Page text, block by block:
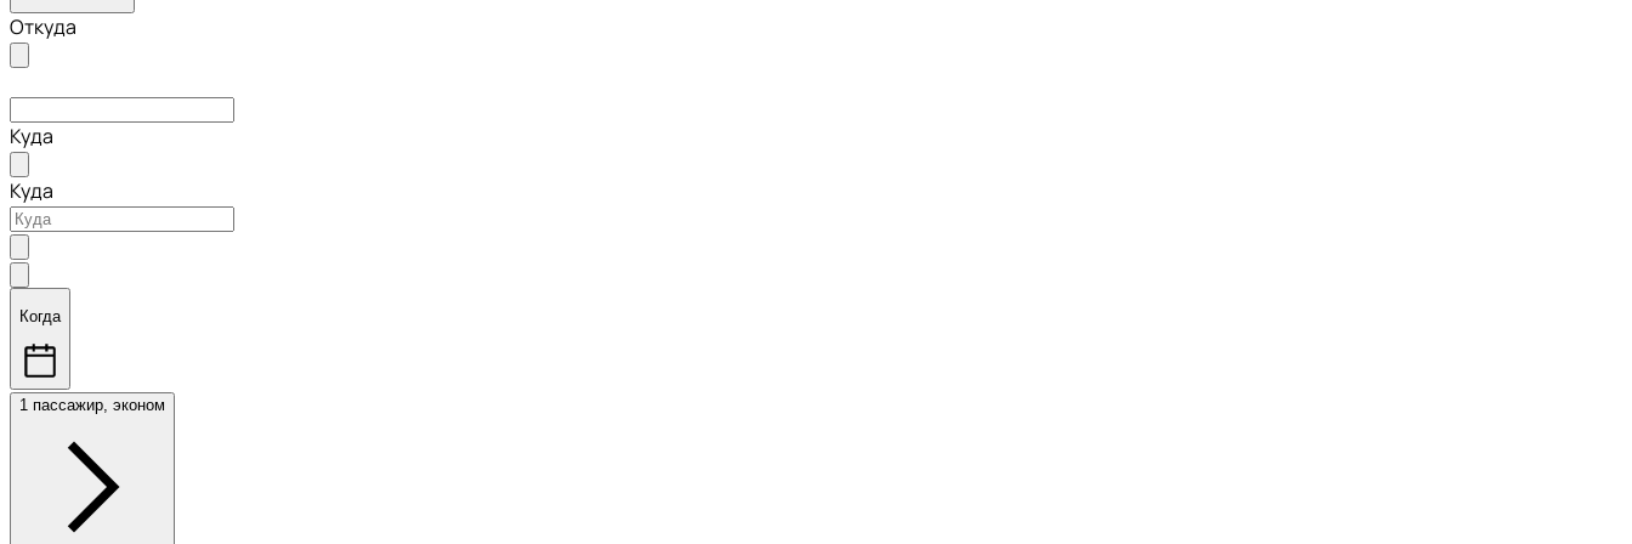
Откуда
Куда
Куда
Когда
1 пассажир, эконом